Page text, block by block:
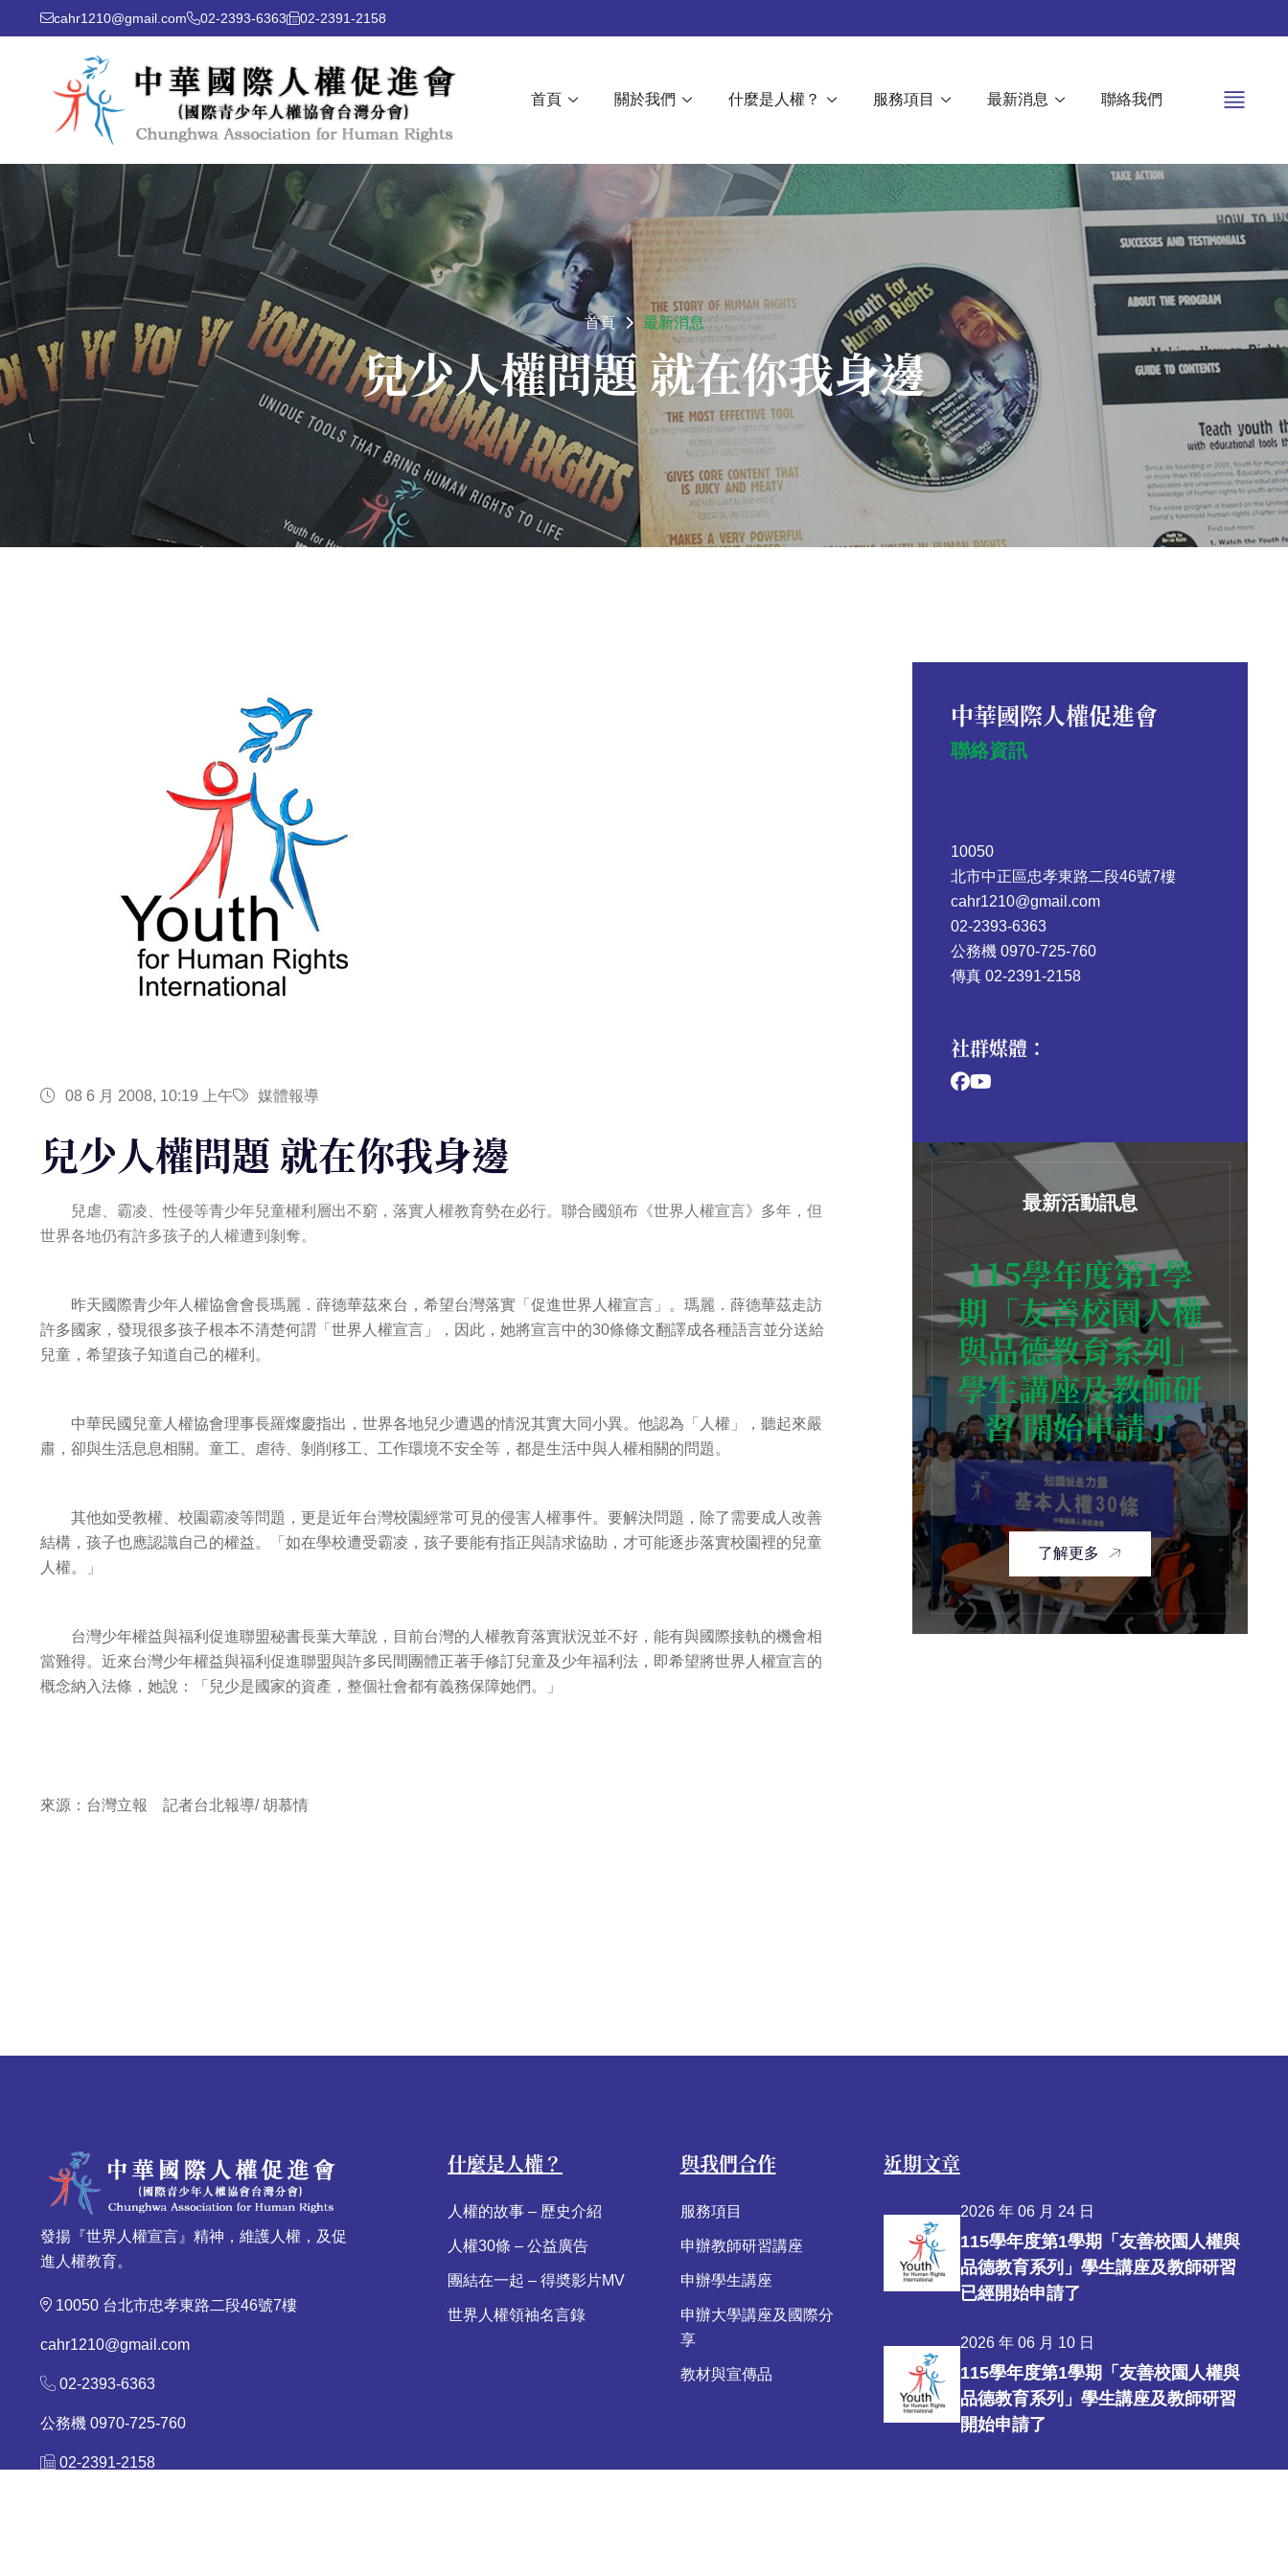
cahr1210@gmail.com 02-2393-6363 02-2391-2158
首頁 關於我們 什麼是人權？ 服務項目 最新消息 聯絡我們
首頁 最新消息
兒少人權問題 就在你我身邊
08 6 月 2008, 10:19 上午 媒體報導
兒少人權問題 就在你我身邊
兒虐、霸凌、性侵等青少年兒童權利層出不窮，落實人權教育勢在必行。聯合國頒布《世界人權宣言》多年，但
世界各地仍有許多孩子的人權遭到剝奪。
昨天國際青少年人權協會會長瑪麗．薛德華茲來台，希望台灣落實「促進世界人權宣言」。瑪麗．薛德華茲走訪
許多國家，發現很多孩子根本不清楚何謂「世界人權宣言」，因此，她將宣言中的30條條文翻譯成各種語言並分送給
兒童，希望孩子知道自己的權利。
中華民國兒童人權協會理事長羅燦慶指出，世界各地兒少遭遇的情況其實大同小異。他認為「人權」，聽起來嚴
肅，卻與生活息息相關。童工、虐待、剝削移工、工作環境不安全等，都是生活中與人權相關的問題。
其他如受教權、校園霸凌等問題，更是近年台灣校園經常可見的侵害人權事件。要解決問題，除了需要成人改善
結構，孩子也應認識自己的權益。「如在學校遭受霸凌，孩子要能有指正與請求協助，才可能逐步落實校園裡的兒童
人權。」
台灣少年權益與福利促進聯盟秘書長葉大華說，目前台灣的人權教育落實狀況並不好，能有與國際接軌的機會相
當難得。近來台灣少年權益與福利促進聯盟與許多民間團體正著手修訂兒童及少年福利法，即希望將世界人權宣言的
概念納入法條，她說：「兒少是國家的資產，整個社會都有義務保障她們。」
來源： 台灣立報 記者台北報導/ 胡慕情
中華國際人權促進會
聯絡資訊
10050
北市中正區忠孝東路二段46號7樓
cahr1210@gmail.com
02-2393-6363
公務機 0970-725-760
傳真 02-2391-2158
社群媒體：
最新活動訊息
115學年度第1學
期「友善校園人權
與品德教育系列」
學生講座及教師研
習 開始申請了
了解更多
發揚『世界人權宣言』精神，維護人權，及促
進人權教育。
10050 台北市忠孝東路二段46號7樓
cahr1210@gmail.com
02-2393-6363
公務機 0970-725-760
02-2391-2158
什麼是人權？
人權的故事 – 歷史介紹
人權30條 – 公益廣告
團結在一起 – 得奬影片MV
世界人權領袖名言錄
與我們合作
服務項目
申辦教師研習講座
申辦學生講座
申辦大學講座及國際分
享
教材與宣傳品
近期文章
2026 年 06 月 24 日
115學年度第1學期「友善校園人權與
品德教育系列」學生講座及教師研習
已經開始申請了
2026 年 06 月 10 日
115學年度第1學期「友善校園人權與
品德教育系列」學生講座及教師研習
開始申請了